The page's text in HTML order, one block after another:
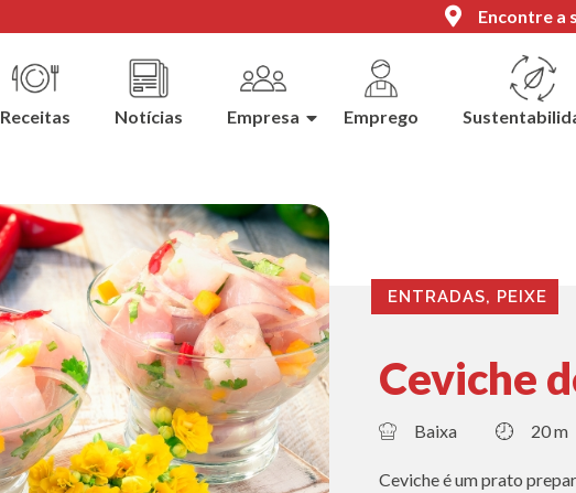
Encontre a
Receitas Notícias Empresa Emprego
ENTRADAS, PEIXE
Ceviche
Baixa 20 m
Ceviche é um prato